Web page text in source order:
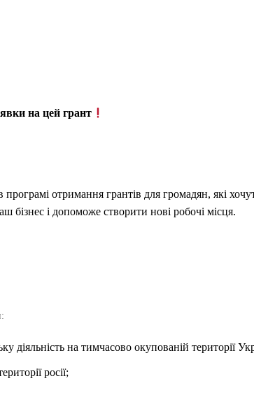
на цей грант
програмі отримання грантів для громадян, які
бізнес і допоможе створити нові робочі місця.
діяльність на тимчасово окупованій території
росії;